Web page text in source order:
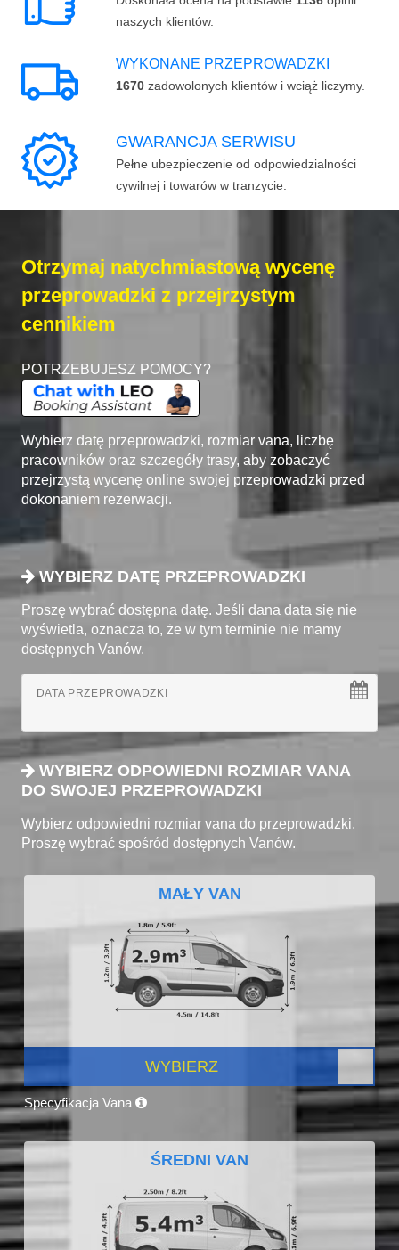
naszych klientów.
WYKONANE PRZEPROWADZKI
1670 zadowolonych klientów i wciąż liczymy.
GWARANCJA SERWISU
Pełne ubezpieczenie od odpowiedzialności
cywilnej i towarów w tranzycie.
Otrzymaj natychmiastową wycenę
przeprowadzki z przejrzystym
cennikiem
POTRZEBUJESZ POMOCY?
Wybierz datę przeprowadzki, rozmiar vana, liczbę
pracowników oraz szczegóły trasy, aby zobaczyć
przejrzystą wycenę online swojej przeprowadzki przed
dokonaniem rezerwacji.
WYBIERZ DATĘ PRZEPROWADZKI
Proszę wybrać dostępna datę. Jeśli dana data się nie
wyświetla, oznacza to, że w tym terminie nie mamy
dostępnych Vanów.
DATA PRZEPROWADZKI
WYBIERZ ODPOWIEDNI ROZMIAR VANA
DO SWOJEJ PRZEPROWADZKI
Wybierz odpowiedni rozmiar vana do przeprowadzki.
Proszę wybrać spośród dostępnych Vanów.
MAŁY VAN
WYBIERZ
Specyfikacja Vana
ŚREDNI VAN